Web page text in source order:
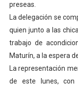
preseas.
La delegación se
quien junto a las
trabajo de
Maturín, a la espera
La representación
de este lunes,